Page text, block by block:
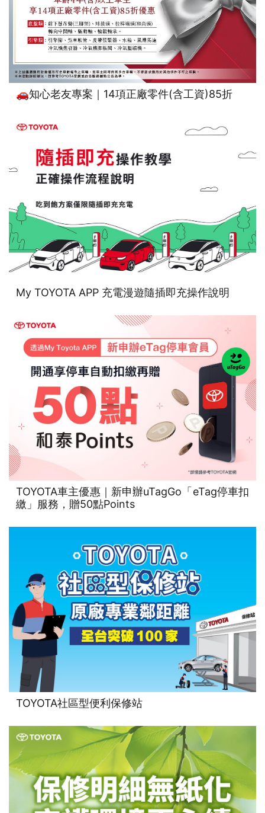
🚗知心老友專案｜14項正廠零件(含工資)85折
My TOYOTA APP 充電漫遊隨插即充操作說明
TOYOTA車主優惠｜新申辦uTagGo「eTag停車扣
繳」服務，贈50點Points
TOYOTA社區型便利保修站